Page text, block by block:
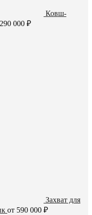
Ковш-
290 000 ₽
Захват для
от 590 000 ₽